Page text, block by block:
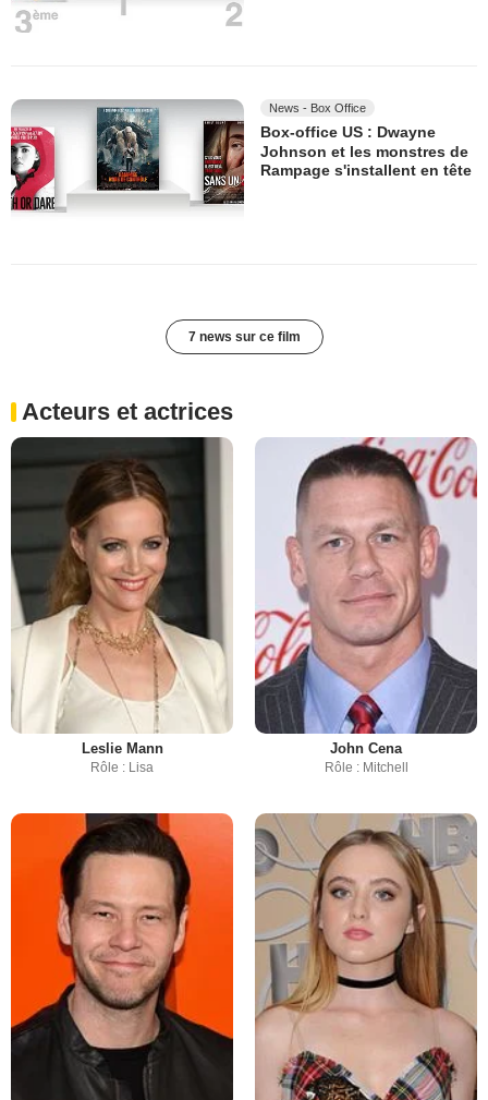
News - Box Office
Box-office US : Dwayne
Johnson et les monstres de
Rampage s'installent en tête
7 news sur ce film
Acteurs et actrices
Leslie Mann
Rôle : Lisa
John Cena
Rôle : Mitchell